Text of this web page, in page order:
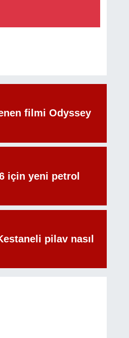
filmi Odyssey
için yeni petrol
pilav nasıl